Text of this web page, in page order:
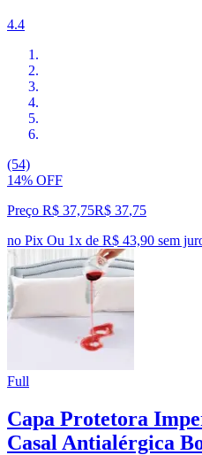
4.4
(54)
14% OFF
Preço R$ 37,75R$ 37,75
no Pix Ou 1x de R$ 43,90 sem
Full
Capa Protetora
Casal Antialérgica